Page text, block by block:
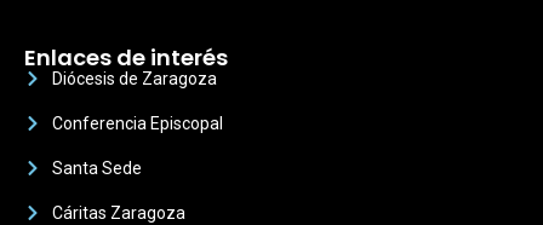
Enlaces de interés
Diócesis de Zaragoza
Conferencia Episcopal
Santa Sede
Cáritas Zaragoza